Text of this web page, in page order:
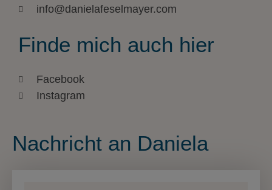
info@danielafeselmayer.com
Finde mich auch hier
Facebook
Instagram
Nachricht an Daniela